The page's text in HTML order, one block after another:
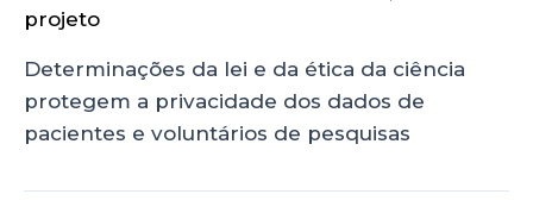
projeto
Determinações da lei e da ética da ciência
protegem a privacidade dos dados de
pacientes e voluntários de pesquisas